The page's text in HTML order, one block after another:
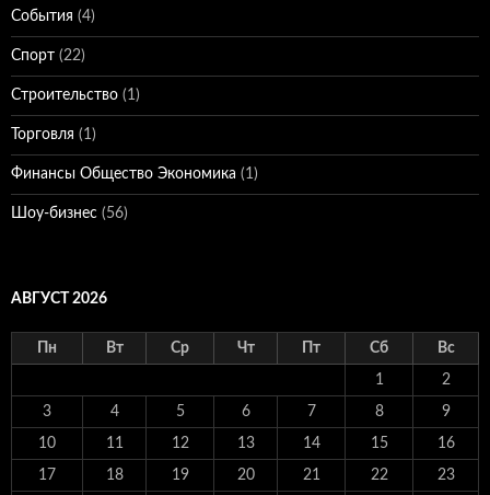
События (4)
Спорт (22)
Строительство (1)
Торговля (1)
Финансы Общество Экономика (1)
Шоу-бизнес (56)
АВГУСТ 2026
Пн Вт Ср Чт Пт Сб Вс
1 2
3 4 5 6 7 8 9
10 11 12 13 14 15 16
17 18 19 20 21 22 23